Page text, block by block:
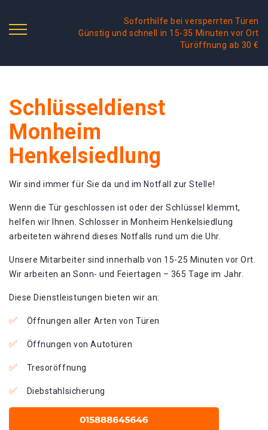
Soforthilfe bei versperrten Türen
Günstig und schnell in 15-35 Minuten vor Ort
Türöffnung ab 30 €
Schlüsseldienst
Monheim
Henkelsiedlung
Wir sind immer für Sie da und im Notfall zur Stelle!
Wenn die Tür geschlossen ist oder der Schlüssel klemmt,
helfen wir Ihnen. Schlosser in Monheim Henkelsiedlung
arbeiteten während dieses Notfalls rund um die Uhr.
Unsere Mitarbeiter sind innerhalb von 15-25 Minuten vor Ort.
Wir arbeiten an Sonn- und Feiertagen – 365 Tage im Jahr.
Diese Dienstleistungen bieten wir an:
Öffnungen aller Arten von Türen
Öffnungen von Autotüren
Tresoröffnung
Diebstahlsicherung